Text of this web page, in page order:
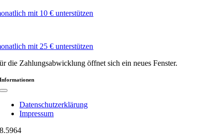
mit 10 € unterstützen
mit 25 € unterstützen
die Zahlungsabwicklung öffnet sich ein neues Fenster.
Informationen
Toggle
NavigationDatenschutzerklärung
Impressum
8.5964